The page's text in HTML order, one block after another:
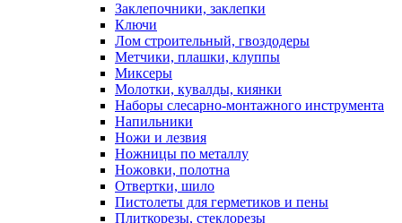
Заклепочники, заклепки
Ключи
Лом строительный, гвоздодеры
Метчики, плашки, клуппы
Миксеры
Молотки, кувалды, киянки
Наборы слесарно-монтажного инструмента
Напильники
Ножи и лезвия
Ножницы по металлу
Ножовки, полотна
Отвертки, шило
Пистолеты для герметиков и пены
Плиткорезы, стеклорезы